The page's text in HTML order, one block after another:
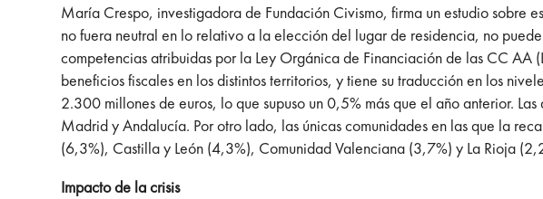
María Crespo, investigadora de Fundación Civismo, firma un estudio sobre
no fuera neutral en lo relativo a la elección del lugar de residencia, no
competencias atribuidas por la Ley Orgánica de Financiación de las CC
beneficios fiscales en los distintos territorios, y tiene su traducción en los
2.300 millones de euros, lo que supuso un 0,5% más que el año anterior.
Madrid y Andalucía. Por otro lado, las únicas comunidades en las que la
(6,3%), Castilla y León (4,3%), Comunidad Valenciana (3,7%) y La Rioja
Impacto de la crisis